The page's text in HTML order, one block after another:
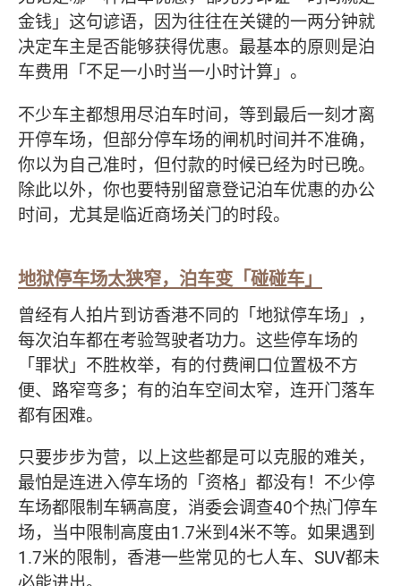
金钱」这句谚语，因为往往在关键的一两分钟就
决定车主是否能够获得优惠。最基本的原则是泊
车费用「不足一小时当一小时计算」。
不少车主都想用尽泊车时间，等到最后一刻才离
开停车场，但部分停车场的闸机时间并不准确，
你以为自己准时，但付款的时候已经为时已晚。
除此以外，你也要特别留意登记泊车优惠的办公
时间，尤其是临近商场关门的时段。
地狱停车场太狭窄，泊车变「碰碰车」
曾经有人拍片到访香港不同的「地狱停车场」，
每次泊车都在考验驾驶者功力。这些停车场的
「罪状」不胜枚举，有的付费闸口位置极不方
便、路窄弯多；有的泊车空间太窄，连开门落车
都有困难。
只要步步为营，以上这些都是可以克服的难关，
最怕是连进入停车场的「资格」都没有！不少停
车场都限制车辆高度，消委会调查40个热门停车
场，当中限制高度由1.7米到4米不等。如果遇到
1.7米的限制，香港一些常见的七人车、SUV都未